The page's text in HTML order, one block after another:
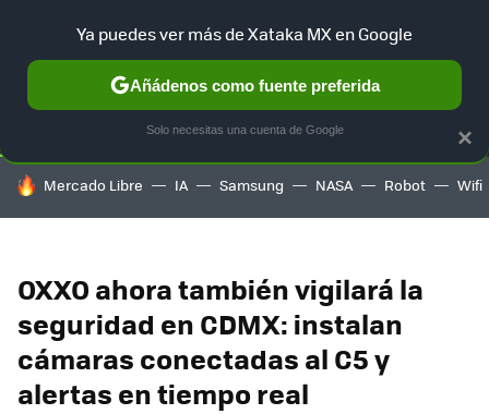
SELECCIÓN GAMING HOME AUTO TERRITORIO
HOY SE HABLA DE
Mercado Libre IA Samsung NASA Robot Wifi
OXXO ahora también vigilará la
seguridad en CDMX: instalan
cámaras conectadas al C5 y
alertas en tiempo real
×
Ya puedes ver más de Xataka MX en Google
Añádenos como fuente preferida
Solo necesitas una cuenta de Google